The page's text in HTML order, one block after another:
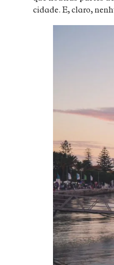
cidade. E, claro,